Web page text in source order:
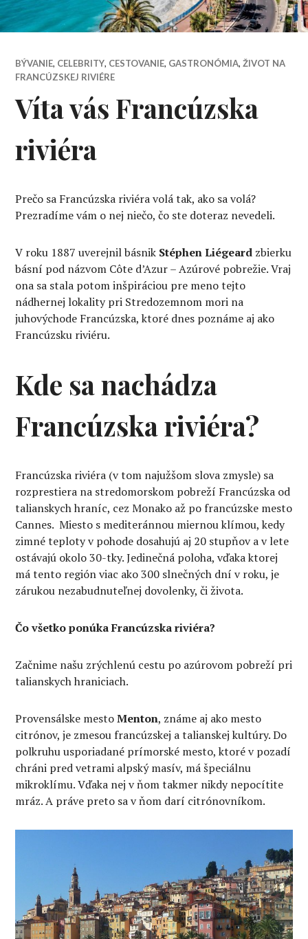
BÝVANIE, CELEBRITY, CESTOVANIE, GASTRONÓMIA,ŽIVOT NA
FRANCÚZSKEJ RIVIÉRE
Víta vás Francúzska
riviéra
Prečo sa Francúzska riviéra volá tak, ako sa volá?
Prezradíme vám o nej niečo, čo ste doteraz nevedeli.
V roku 1887 uverejnil básnik Stéphen Liégeard zbierku
básní pod názvom Côte d’Azur – Azúrové pobrežie. Vraj
ona sa stala potom inšpiráciou pre meno tejto
nádhernej lokality pri Stredozemnom mori na
juhovýchode Francúzska, ktoré dnes poznáme aj ako
Francúzsku riviéru.
Kde sa nachádza
Francúzska riviéra?
Francúzska riviéra (v tom najužšom slova zmysle) sa
rozprestiera na stredomorskom pobreží Francúzska od
talianskych hraníc, cez Monako až po francúzske mesto
Cannes. Miesto s mediteránnou miernou klímou, kedy
zimné teploty v pohode dosahujú aj 20 stupňov a v lete
ostávajú okolo 30-tky. Jedinečná poloha, vďaka ktorej
má tento región viac ako 300 slnečných dní v roku, je
zárukou nezabudnuteľnej dovolenky, či života.
Čo všetko ponúka Francúzska riviéra?
Začnime našu zrýchlenú cestu po azúrovom pobreží pri
talianskych hraniciach.
Provensálske mestoMenton, známe aj ako mesto
citrónov, je zmesou francúzskej a talianskej kultúry. Do
polkruhu usporiadané prímorské mesto, ktoré v pozadí
chráni pred vetrami alpský masív, má špeciálnu
mikroklímu. Vďaka nej v ňom takmer nikdy nepocítite
mráz. A práve preto sa v ňom darí citrónovníkom.